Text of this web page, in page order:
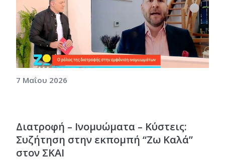
7 Μαΐου 2026
Διατροφή – Ινομυώματα – Κύστεις:
Συζήτηση στην εκπομπή “Ζω Καλά”
στον ΣΚΑΙ